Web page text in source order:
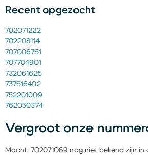
Recent opgezocht
702071222
702208114
707006751
707704901
732061625
737516402
752201009
762050374
Vergroot onze
Mocht 702071069 nog niet bekend zijn in